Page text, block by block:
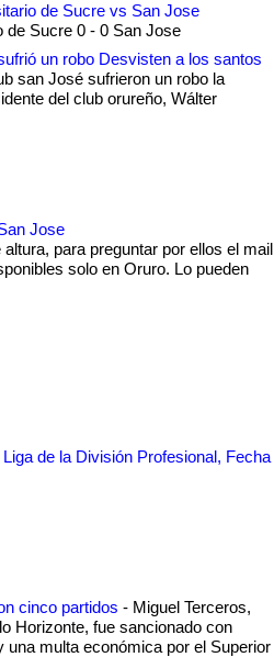
de Sucre vs San Jose
de Sucre 0 - 0 San Jose
un robo Desvisten a los santos
san José sufrieron un robo la
del club orureño, Wálter
Jose
para preguntar por ellos el mail
solo en Oruro. Lo pueden
de la División Profesional, Fecha
cinco partidos - Miguel Terceros,
Horizonte, fue sancionado con
multa económica por el Superior